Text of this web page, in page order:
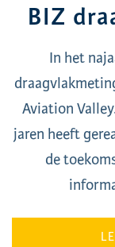
BIZ
In het
Aviation
jaren heeft
de